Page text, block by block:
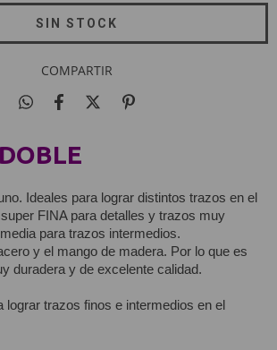
COMPARTIR
Ideales para lograr distintos trazos en el
super FINA para detalles y trazos muy
para trazos intermedios.
y el mango de madera. Por lo que es
duradera y de excelente calidad.
lograr trazos finos e intermedios en el